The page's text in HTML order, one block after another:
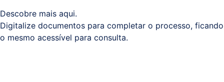
Descobre mais aqui.
Digitalize documentos para completar o processo, ficando
o mesmo acessível para consulta.